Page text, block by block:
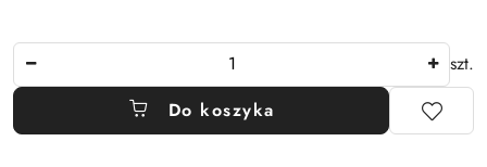
szt.
Do koszyka